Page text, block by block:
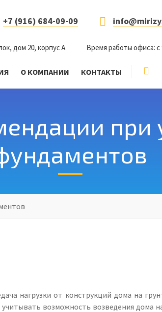
+7 (916) 684-09-09
дом 20, корпус А Время работы офиса: с
О КОМПАНИИ КОНТАКТЫ
при
нагрузки от конструкций дома на
возможность возведения дома